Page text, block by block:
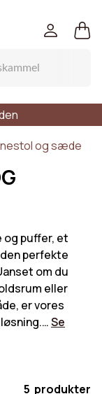
og sæde
puffer, et
perfekte
om du
eller
er vores
Se
5 produkter